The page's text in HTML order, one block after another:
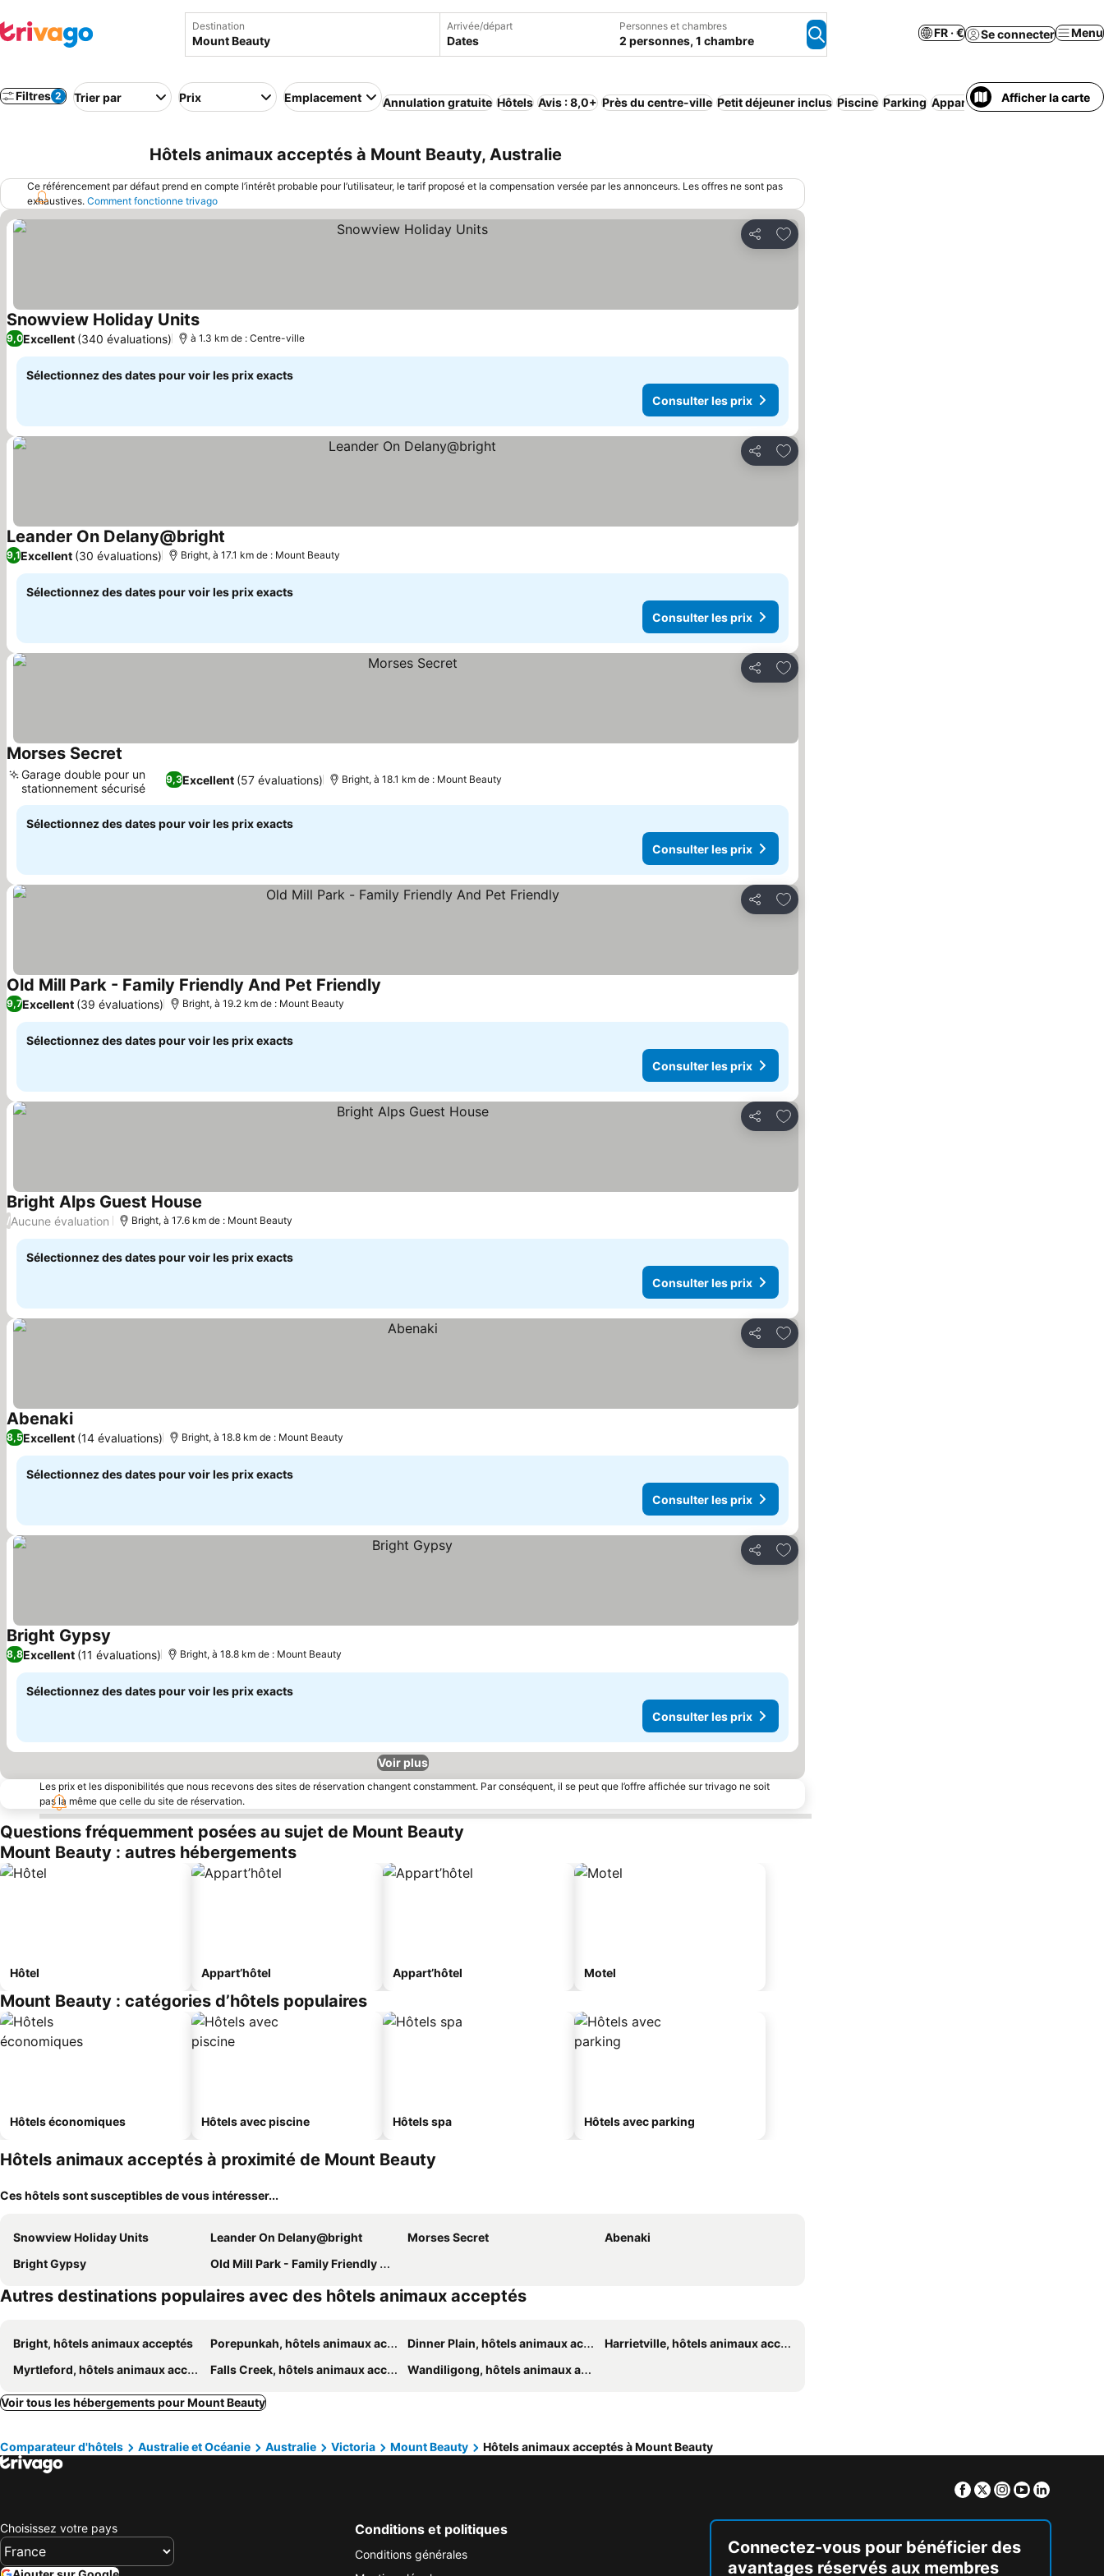
Destination Arrivée/départ
Dates
Personnes et chambres
2 personnes, 1 chambre
FR · € Se connecter Menu
Filtres 2 Trier par Prix Emplacement Annulation gratuite Hôtels Avis : 8,0+ Près du centre-ville Petit déjeuner inclus Piscine Parking Appart’hôtel Afficher la carte
Hôtels animaux acceptés à Mount Beauty, Australie
Ce référencement par défaut prend en compte l’intérêt probable pour l’utilisateur, le tarif proposé et la compensation versée par les annonceurs. Les offres ne sont pas
exhaustives. Comment fonctionne trivago
Partager
Ajouter à mes favoris
Snowview Holiday UnitsConsulter les prix
9,0Excellent (340 évaluations) à 1.3 km de : Centre-ville
Sélectionnez des dates pour voir les prix exacts
Consulter les prix
Partager
Ajouter à mes favoris
Leander On Delany@bright
9,1Excellent (30 évaluations) Bright, à 17.1 km de : Mount Beauty
Sélectionnez des dates pour voir les prix exacts
Consulter les prix
Partager
Ajouter à mes favoris
Morses Secret
9,3Excellent (57 évaluations)
Garage double pour un
stationnement sécurisé
Bright, à 18.1 km de : Mount Beauty
Sélectionnez des dates pour voir les prix exacts
Consulter les prix
Partager
Ajouter à mes favoris
Old Mill Park - Family Friendly And Pet Friendly
9,7Excellent (39 évaluations) Bright, à 19.2 km de : Mount Beauty
Sélectionnez des dates pour voir les prix exacts
Consulter les prix
Partager
Ajouter à mes favoris
Bright Alps Guest House
/Aucune évaluation Bright, à 17.6 km de : Mount Beauty
Sélectionnez des dates pour voir les prix exacts
Consulter les prix
Partager
Ajouter à mes favoris
AbenakiConsulter les prix
8,5Excellent (14 évaluations) Bright, à 18.8 km de : Mount Beauty
Sélectionnez des dates pour voir les prix exacts
Consulter les prix
Partager
Ajouter à mes favoris
Bright Gypsy Consulter les prix
8,8Excellent (11 évaluations) Bright, à 18.8 km de : Mount Beauty
Sélectionnez des dates pour voir les prix exacts
Consulter les prix
Voir plus
Les prix et les disponibilités que nous recevons des sites de réservation changent constamment. Par conséquent, il se peut que l’offre affichée sur trivago ne soit
pas la même que celle du site de réservation.
Questions fréquemment posées au sujet de Mount Beauty
Mount Beauty : autres hébergements
Hôtel Appart’hôtel Appart’hôtel Motel
Mount Beauty : catégories d’hôtels populaires
Hôtels économiques Hôtels avec piscine Hôtels spa Hôtels avec parking
Hôtels animaux acceptés à proximité de Mount Beauty
Ces hôtels sont susceptibles de vous intéresser...
Snowview Holiday Units Leander On Delany@bright Morses Secret
Abenaki
Bright Gypsy
Old Mill Park - Family Friendly And Pet Friendly
Autres destinations populaires avec des hôtels animaux acceptés
Bright, hôtels animaux acceptés Porepunkah, hôtels animaux acceptés Dinner Plain, hôtels animaux acceptés
Harrietville, hôtels animaux acceptés
Myrtleford, hôtels animaux acceptés
Falls Creek, hôtels animaux acceptés Wandiligong, hôtels animaux acceptés
Voir tous les hébergements pour Mount Beauty
Comparateur d'hôtels Australie et Océanie Australie Victoria Mount Beauty Hôtels animaux acceptés à Mount Beauty
Facebook
TwitterInstagram
Youtube
Choisissez votre pays Conditions et politiques
Conditions générales
Connectez-vous pour bénéficier des
avantages réservés aux membres